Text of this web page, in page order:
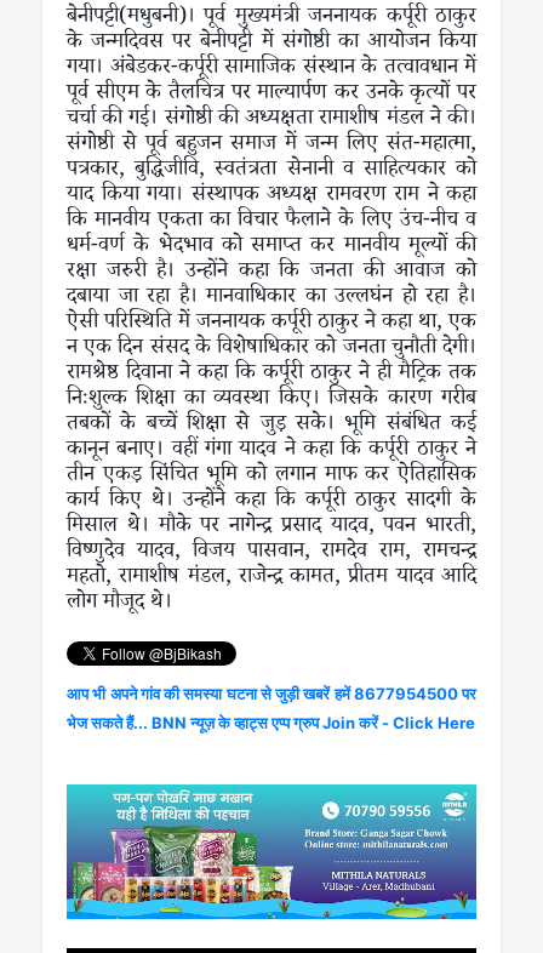
बेनीपट्टी(मधुबनी)। पूर्व मुख्यमंत्री जननायक कर्पूरी ठाकुर
के जन्मदिवस पर बेनीपट्टी में संगोष्ठी का आयोजन किया
गया। अंबेडकर-कर्पूरी सामाजिक संस्थान के तत्वावधान में
पूर्व सीएम के तैलचित्र पर माल्यार्पण कर उनके कृत्यों पर
चर्चा की गई। संगोष्ठी की अध्यक्षता रामाशीष मंडल ने की।
संगोष्ठी से पूर्व बहुजन समाज में जन्म लिए संत-महात्मा,
पत्रकार, बुद्धिजीवि, स्वतंत्रता सेनानी व साहित्यकार को
याद किया गया। संस्थापक अध्यक्ष रामवरण राम ने कहा
कि मानवीय एकता का विचार फैलाने के लिए उंच-नीच व
धर्म-वर्ण के भेदभाव को समाप्त कर मानवीय मूल्यों की
रक्षा जरुरी है। उन्होंने कहा कि जनता की आवाज को
दबाया जा रहा है। मानवाधिकार का उल्लघंन हो रहा है।
ऐसी परिस्थिति में जननायक कर्पूरी ठाकुर ने कहा था, एक
न एक दिन संसद के विशेषाधिकार को जनता चुनौती देगी।
रामश्रेष्ठ दिवाना ने कहा कि कर्पूरी ठाकुर ने ही मैट्रिक तक
निःशुल्क शिक्षा का व्यवस्था किए। जिसके कारण गरीब
तबकों के बच्चें शिक्षा से जुड़ सके। भूमि संबंधित कई
कानून बनाए। वहीं गंगा यादव ने कहा कि कर्पूरी ठाकुर ने
तीन एकड़ सिंचित भूमि को लगान माफ कर ऐतिहासिक
कार्य किए थे। उन्होंने कहा कि कर्पूरी ठाकुर सादगी के
मिसाल थे। मौके पर नागेन्द्र प्रसाद यादव, पवन भारती,
विष्णुदेव यादव, विजय पासवान, रामदेव राम, रामचन्द्र
महतो, रामाशीष मंडल, राजेन्द्र कामत, प्रीतम यादव आदि
लोग मौजूद थे।
आप भी अपने गांव की समस्या घटना से जुड़ी खबरें हमें 8677954500 पर
भेज सकते हैं... BNN न्यूज़ के व्हाट्स एप्प ग्रुप Join करें - Click Here